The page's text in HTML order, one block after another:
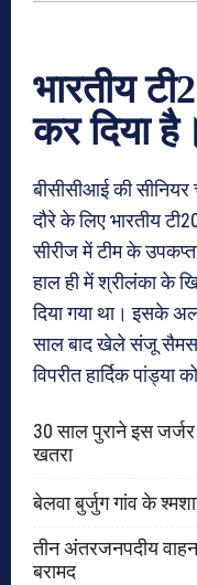
भारतीय
कर दिया
बीसीसीआई की
दौरे के लिए भारतीय
सीरीज में टीम के
हाल ही में श्रीलंका के
दिया गया था। इसके
साल बाद खेले संजू
विपरीत हार्दिक
30 साल पुराने इस
खतरा
बेलवा बुर्जुग गांव के
तीन अंतरजनपदीय वाहन
बरामद